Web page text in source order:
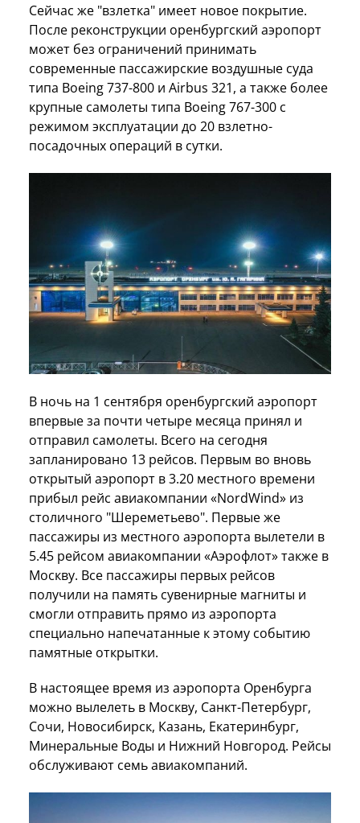
Сейчас же "взлетка" имеет новое покрытие.
После реконструкции оренбургский аэропорт
может без ограничений принимать
современные пассажирские воздушные суда
типа Boeing 737-800 и Airbus 321, а также более
крупные самолеты типа Boeing 767-300 с
режимом эксплуатации до 20 взлетно-
посадочных операций в сутки.
В ночь на 1 сентября оренбургский аэропорт
впервые за почти четыре месяца принял и
отправил самолеты. Всего на сегодня
запланировано 13 рейсов. Первым во вновь
открытый аэропорт в 3.20 местного времени
прибыл рейс авиакомпании «NordWind» из
столичного "Шереметьево". Первые же
пассажиры из местного аэропорта вылетели в
5.45 рейсом авиакомпании «Аэрофлот» также в
Москву. Все пассажиры первых рейсов
получили на память сувенирные магниты и
смогли отправить прямо из аэропорта
специально напечатанные к этому событию
памятные открытки.
В настоящее время из аэропорта Оренбурга
можно вылелеть в Москву, Санкт-Петербург,
Сочи, Новосибирск, Казань, Екатеринбург,
Минеральные Воды и Нижний Новгород. Рейсы
обслуживают семь авиакомпаний.